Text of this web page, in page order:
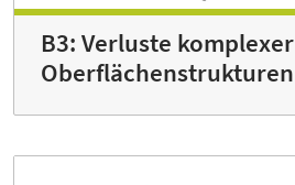
B3: Verluste komplexer
Oberflächenstrukturen